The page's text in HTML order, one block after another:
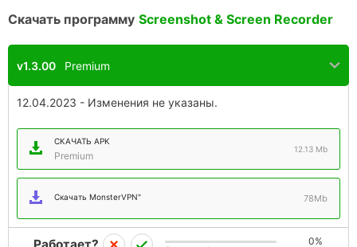
Скачать программу Screenshot & Screen Recorder
v1.3.00 Premium
12.04.2023 - Изменения не указаны.
СКАЧАТЬ APK
Premium
12.13 Mb
Скачать MonsterVPN" 78Mb
Работает? 0%